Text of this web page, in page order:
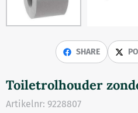
SHARE
Toiletrolhouder
Artikelnr: 9228807